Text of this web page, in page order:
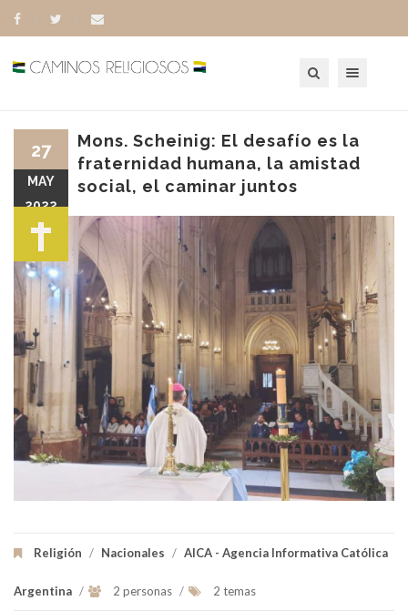
Mons. Scheinig: El desafío es la
fraternidad humana, la amistad
social, el caminar juntos
Religión / Nacionales / AICA - Agencia Informativa Católica
Argentina / 2 personas / 2 temas
27
MAY
2022